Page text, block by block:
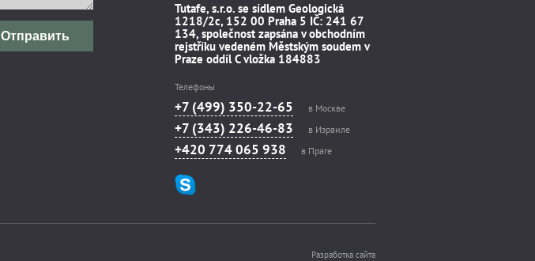
Отправить
Tutafe, s.r.o. se sídlem Geologická
1218/2c, 152 00 Praha 5 IČ: 241 67
134, společnost zapsána v obchodním
rejstříku vedeném Městským soudem v
Praze oddíl C vložka 184883
Телефоны
+7 (499) 350-22-65 в Москве
+7 (343) 226-46-83 в Израиле
+420 774 065 938 в Праге
Разработка сайта